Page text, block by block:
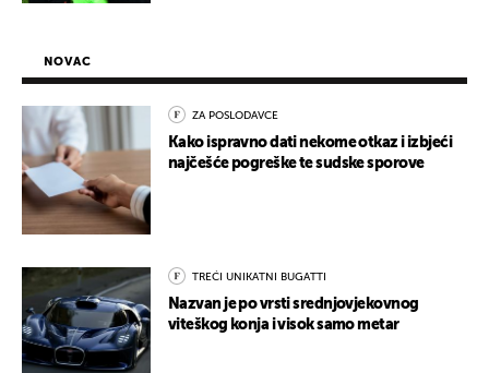
NOVAC
ZA POSLODAVCE
Kako ispravno dati nekome otkaz i izbjeći
najčešće pogreške te sudske sporove
TREĆI UNIKATNI BUGATTI
Nazvan je po vrsti srednjovjekovnog
viteškog konja i visok samo metar